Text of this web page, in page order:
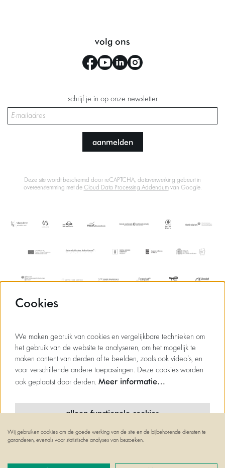
volg ons
schrijf je in op onze newsletter
aanmelden
Deze site wordt beschermd door reCAPTCHA, dataverwerking gebeurt in
overeenstemming met de Cloud Data Processing Addendumvan Google.
Cookies
We maken gebruik van cookies en vergelijkbare technieken om
het gebruik van de website te analyseren, om het mogelijk te
maken content van derden af te beelden, zoals ook video’s, en
voor verschillende andere toepassingen. Deze cookies worden
ook geplaatst door derden. Meer informatie…
alleen functionele cookies
minimale cookies
Wij gebruiken cookies om de goede werking van de site en de bijbehorende diensten te
garanderen, evenals voor statistische analyses van bezoeken.